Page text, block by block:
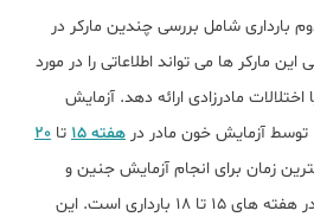
شامل بررسی چندین مارکر در
مارکر ها می تواند اطلاعاتی را در مورد
مادرزادی ارائه دهد. آزمایش
توسط آزمایش خون مادر در هفته 15 تا 20
زمان برای انجام آزمایش جنین و
بررسی مارکر های گفته شده، در هفته های 15 تا 18 بارداری است. این